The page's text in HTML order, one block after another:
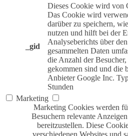
_gid
Dieses Cookie wird von
Das Cookie wird
darüber zu speichern,
nutzen und hilft bei der
Analyseberichts über
gesammelten Daten
die Anzahl der
gekommen sind und die
Anbieter Google Inc.
Stunden
Marketing
Marketing Cookies werden
Besuchern relevante
bereitzustellen. Diese